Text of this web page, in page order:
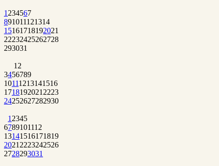
1 234567
891011121314
15161718192021
22232425262728
293031
1 2
3456789
10111213141516
1718192021 2223
24252627282930
1 2345
6789101112
13141516171819
2021 2223242526
2728293031